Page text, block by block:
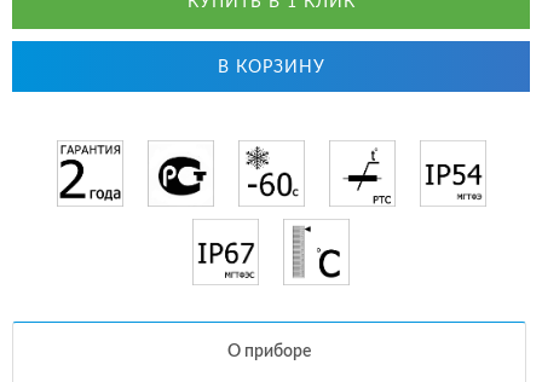
В КОРЗИНУ